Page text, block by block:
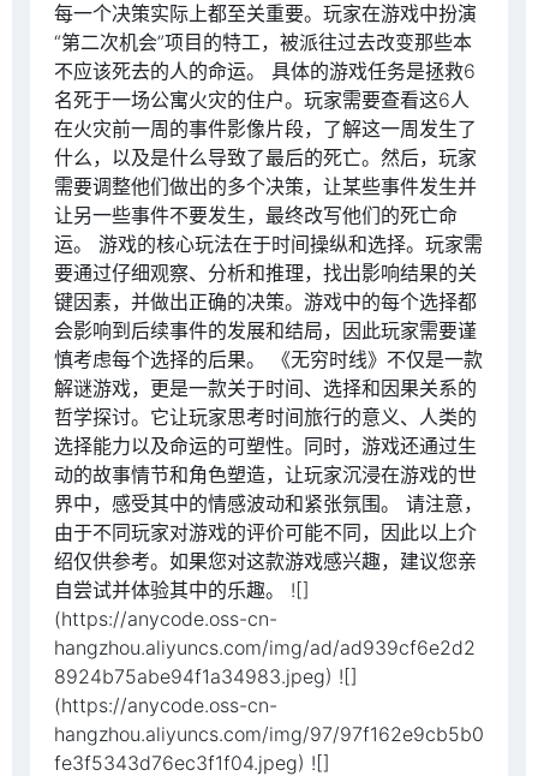
每一个决策实际上都至关重要。玩家在游戏中扮演
“第二次机会”项目的特工，被派往过去改变那些本
不应该死去的人的命运。 具体的游戏任务是拯救6
名死于一场公寓火灾的住户。玩家需要查看这6人
在火灾前一周的事件影像片段，了解这一周发生了
什么，以及是什么导致了最后的死亡。然后，玩家
需要调整他们做出的多个决策，让某些事件发生并
让另一些事件不要发生，最终改写他们的死亡命
运。 游戏的核心玩法在于时间操纵和选择。玩家需
要通过仔细观察、分析和推理，找出影响结果的关
键因素，并做出正确的决策。游戏中的每个选择都
会影响到后续事件的发展和结局，因此玩家需要谨
慎考虑每个选择的后果。 《无穷时线》不仅是一款
解谜游戏，更是一款关于时间、选择和因果关系的
哲学探讨。它让玩家思考时间旅行的意义、人类的
选择能力以及命运的可塑性。同时，游戏还通过生
动的故事情节和角色塑造，让玩家沉浸在游戏的世
界中，感受其中的情感波动和紧张氛围。 请注意，
由于不同玩家对游戏的评价可能不同，因此以上介
绍仅供参考。如果您对这款游戏感兴趣，建议您亲
自尝试并体验其中的乐趣。 ![]
(https://anycode.oss-cn-
hangzhou.aliyuncs.com/img/ad/ad939cf6e2d2
8924b75abe94f1a34983.jpeg) ![]
(https://anycode.oss-cn-
hangzhou.aliyuncs.com/img/97/97f162e9cb5b0
fe3f5343d76ec3f1f04.jpeg) ![]